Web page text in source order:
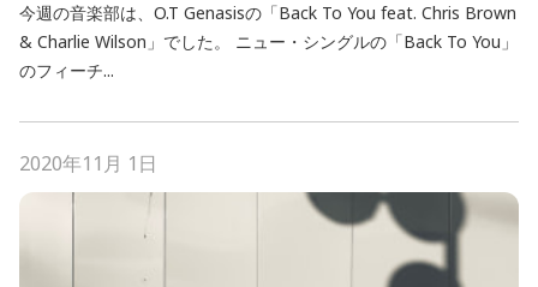
今週の音楽部は、O.T Genasisの「Back To You feat. Chris Brown
& Charlie Wilson」でした。 ニュー・シングルの「Back To You」
のフィーチ...
2020年11月 1日